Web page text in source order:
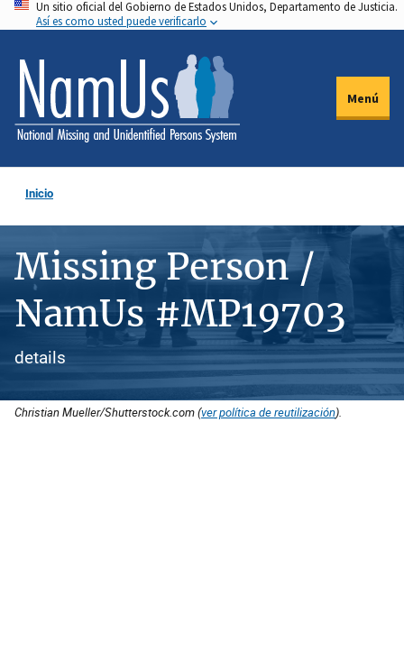
Pasar
al
contenido
principal
Un sitio oficial del Gobierno de Estados Unidos, Departamento de Justicia.
Así es como usted puede verificarlo
Menú
Inicio
Missing Person /
NamUs #MP19703
details
Christian Mueller/Shutterstock.com (ver política de reutilización).